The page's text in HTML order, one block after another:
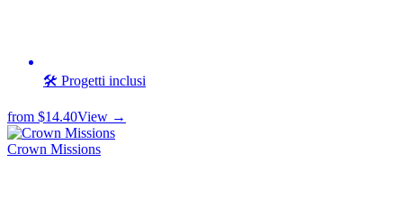
🛠️ Progetti inclusi
from $14.40View →
Crown Missions